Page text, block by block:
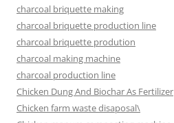
charcoal briquette making
charcoal briquette production line
charcoal briquette prodution
charcoal making machine
charcoal production line
Chicken Dung And Biochar As Fertilizer
Chicken farm waste disaposal\